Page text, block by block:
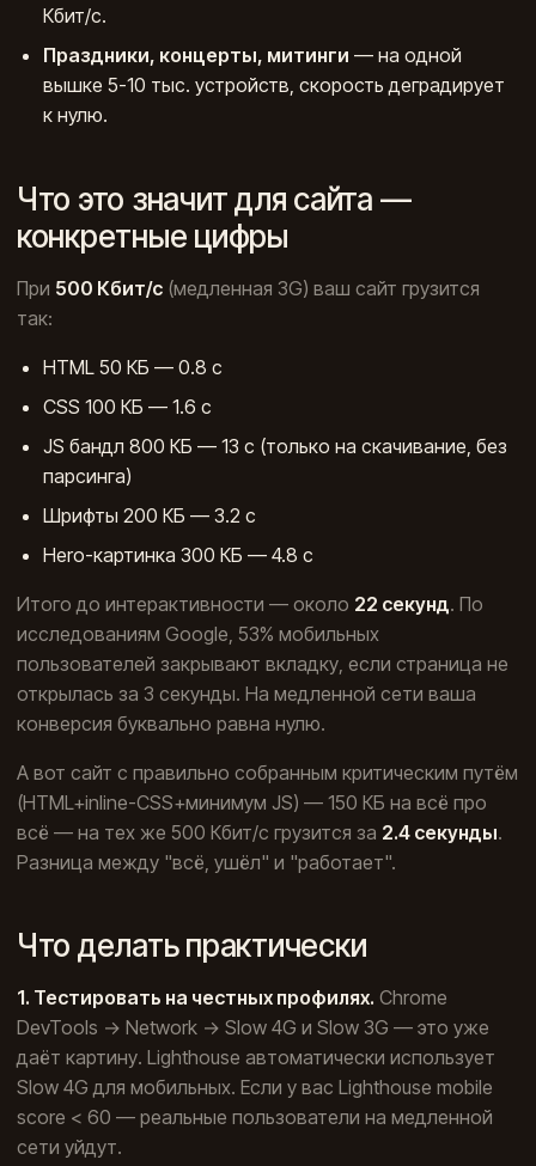
Кбит/с.
Праздники, концерты, митинги — на одной
вышке 5-10 тыс. устройств, скорость деградирует
к нулю.
Что это значит для сайта —
конкретные цифры
При 500 Кбит/с (медленная 3G) ваш сайт грузится
так:
HTML 50 КБ — 0.8 с
CSS 100 КБ — 1.6 с
JS бандл 800 КБ — 13 с (только на скачивание, без
парсинга)
Шрифты 200 КБ — 3.2 с
Hero-картинка 300 КБ — 4.8 с
Итого до интерактивности — около 22 секунд. По
исследованиям Google, 53% мобильных
пользователей закрывают вкладку, если страница не
открылась за 3 секунды. На медленной сети ваша
конверсия буквально равна нулю.
А вот сайт с правильно собранным критическим путём
(HTML+inline-CSS+минимум JS) — 150 КБ на всё про
всё — на тех же 500 Кбит/с грузится за 2.4 секунды.
Разница между "всё, ушёл" и "работает".
Что делать практически
1. Тестировать на честных профилях. Chrome
DevTools → Network → Slow 4G и Slow 3G — это уже
даёт картину. Lighthouse автоматически использует
Slow 4G для мобильных. Если у вас Lighthouse mobile
score < 60 — реальные пользователи на медленной
сети уйдут.